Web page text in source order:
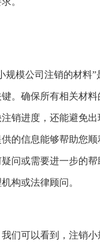
规模公司注销的材料
。确保所有相关材
销进度，还能避免
的信息能够帮助您
问或需要进一步的
构或法律顾问。
们可以看到，注销